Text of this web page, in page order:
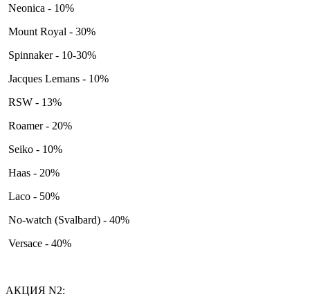
Neonica - 10%
Mount Royal - 30%
Spinnaker - 10-30%
Jacques Lemans - 10%
RSW - 13%
Roamer - 20%
Seiko - 10%
Haas - 20%
Laco - 50%
No-watch (Svalbard) - 40%
Versace - 40%
АКЦИЯ N2: